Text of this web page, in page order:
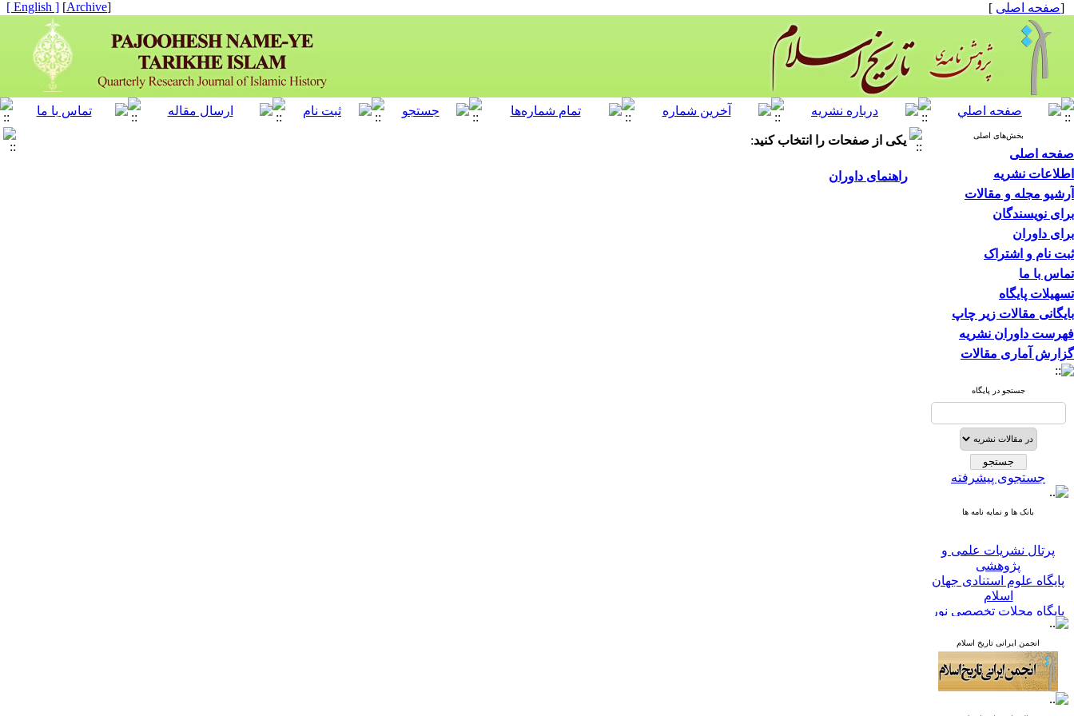
[صفحه اصلی ]
[
Archive
]
[ English ]
بخش‌های اصلی
صفحه اصلی
اطلاعات نشریه
آرشیو مجله و مقالات
برای نویسندگان
برای داوران
ثبت نام و اشتراک
تماس با ما
تسهیلات پایگاه
بایگانی مقالات زیر چاپ
فهرست داوران نشریه
گزارش آماری مقالات
جستجو در پایگاه
جستجوی پیشرفته
بانک ها و نمایه نامه ها
پرتال نشریات علمی و
پژوهشی
پایگاه علوم استنادی جهان
اسلام
پایگاه مجلات تخصصی نور
پایگاه مرکز اطلاعات جهاد
دانشگاهی
پرتال جامع علوم انسانی
بانک اطلاعات نشریات
کشور
انجمن ایرانی تاریخ اسلام
یکی از صفحات را انتخاب کنید:
راهنمای داوران